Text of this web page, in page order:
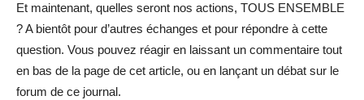
Et maintenant, quelles seront nos actions, TOUS ENSEMBLE
? A bientôt pour d’autres échanges et pour répondre à cette
question. Vous pouvez réagir en laissant un commentaire tout
en bas de la page de cet article, ou en lançant un débat sur le
forum de ce journal.